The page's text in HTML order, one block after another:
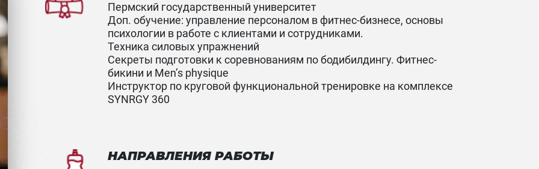
Пермский государственный университет
Доп. обучение: управление персоналом в фитнес-бизнесе, основы
психологии в работе с клиентами и сотрудниками.
Техника силовых упражнений
Секреты подготовки к соревнованиям по бодибилдингу. Фитнес-
бикини и Men’s physique
Инструктор по круговой функциональной тренировке на комплексе
SYNRGY 360
НАПРАВЛЕНИЯ РАБОТЫ